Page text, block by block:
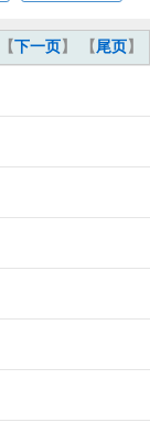
【下一页】 【尾页】